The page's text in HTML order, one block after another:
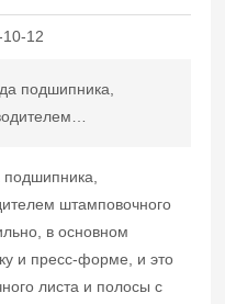
12
подшипника,
станку и
подшипника,
штамповочного
в основном
и пресс-форме, и это
листа и полосы с